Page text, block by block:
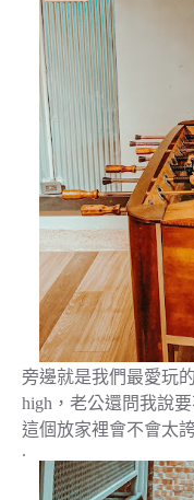
旁邊就是我們最愛玩
high，老公還問我說
這個放家裡會不會太
.